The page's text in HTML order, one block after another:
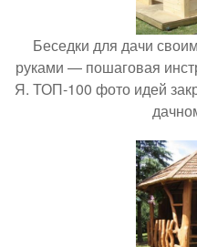
Беседки для дачи
руками — пошаговая
Я. ТОП-100 фото идей